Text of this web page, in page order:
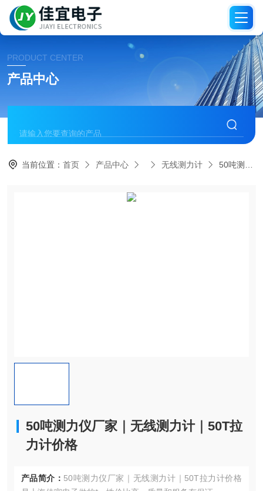
PRODUCT CENTER
产品中心
当前位置：首页 产品中心 无线测力计 50吨测力仪厂家｜无线测力计｜50T拉力计价格
50吨测力仪厂家｜无线测力计｜50T拉
力计价格
产品简介： 50吨测力仪厂家｜无线测力计｜50T拉力计价格